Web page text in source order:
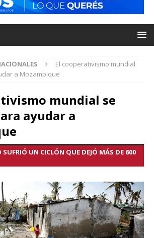
El cooperativismo mundial
a Mozambique
mundial se
ayudar a
SUFRIÓ UN CICLÓN QUE DEJÓ MÁS DE 600